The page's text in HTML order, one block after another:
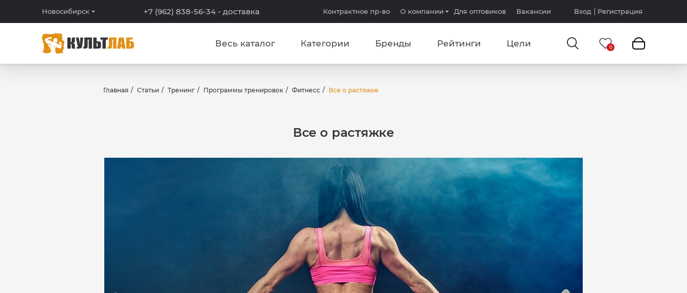
Новосибирск +7 (962) 838-56-34 - доставка Контрактное пр-во О компании Для оптовиков Вакансии Вход Регистрация
Весь каталог Категории Бренды Рейтинги Цели
Главная Статьи Тренинг Программы тренировок Фитнесс Все о растяжке
Все о растяжке